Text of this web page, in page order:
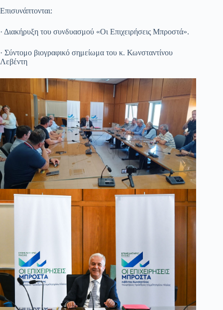
Επισυνάπτονται:
· Διακήρυξη του συνδυασμού «Οι Επιχειρήσεις Μπροστά».
· Σύντομο βιογραφικό σημείωμα του κ. Κωνσταντίνου
Λεβέντη